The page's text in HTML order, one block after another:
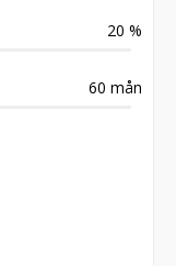
20 %
60 mån